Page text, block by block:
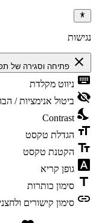
נגישות
close פתיחה וסגירה של
keyboard ניווט מקלדת
visibility_off ביטול אנימציות /
nights_stay
Contrast
format_size הגדלת טקסט
text_fields הקטנת טקסט
font_download גופן קריא
title סימון כותרות
link סימון קישורים